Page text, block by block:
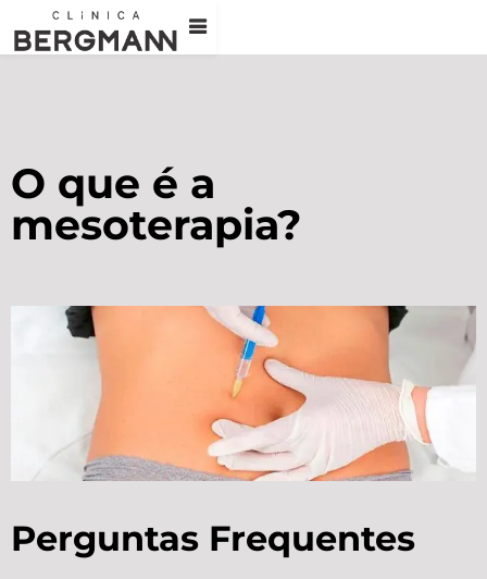
O que é a
mesoterapia?
Perguntas Frequentes